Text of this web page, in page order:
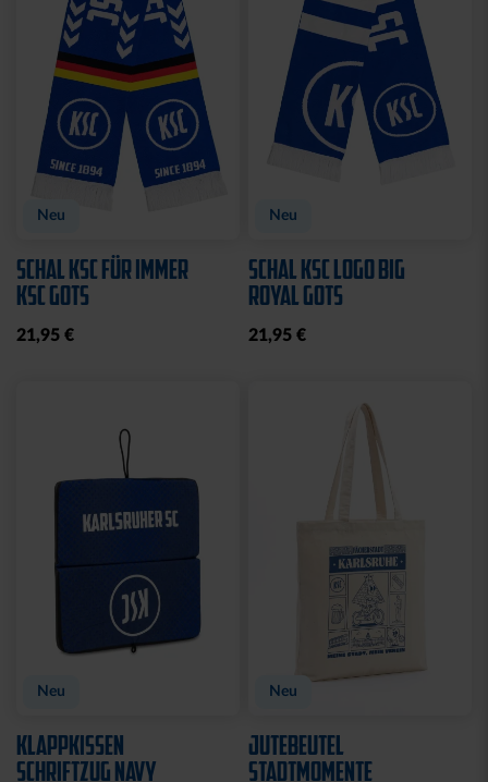
Neu
SCHAL KSC FÜR IMMER
KSC GOTS
21,95 €
Neu
SCHAL KSC LOGO BIG
ROYAL GOTS
21,95 €
Neu
KLAPPKISSEN
SCHRIFTZUG NAVY
Neu
JUTEBEUTEL
STADTMOMENTE